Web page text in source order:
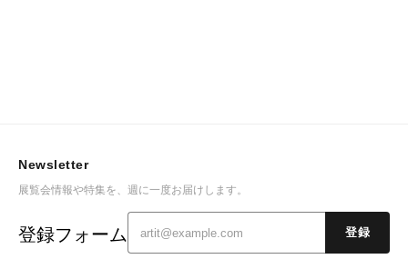
Newsletter
展覧会情報や特集を、週に一度お届けします。
登録フォーム 登録